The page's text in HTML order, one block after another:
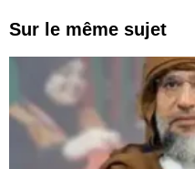
Sur le même sujet